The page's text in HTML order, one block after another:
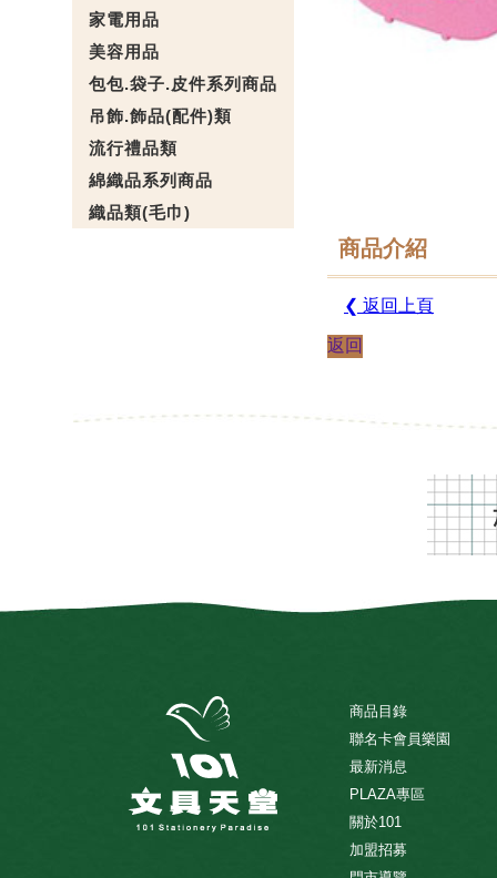
家電用品
美容用品
包包.袋子.皮件系列商品
吊飾.飾品(配件)類
流行禮品類
綿織品系列商品
織品類(毛巾)
商品介紹
❮ 返回上頁
返回
商品目錄
聯名卡會員樂園
最新消息
PLAZA專區
關於101
加盟招募